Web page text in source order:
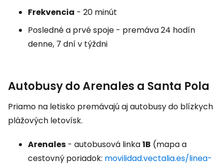
Frekvencia - 20 minút
Posledné a prvé spoje - premáva 24 hodín
denne, 7 dní v týždni
Autobusy do Arenales a Santa Pola
Priamo na letisko premávajú aj autobusy do blízkych
plážových letovísk.
Arenales - autobusová linka1B (mapa a
cestovný poriadok: movilidad.vectalia.es/linea-